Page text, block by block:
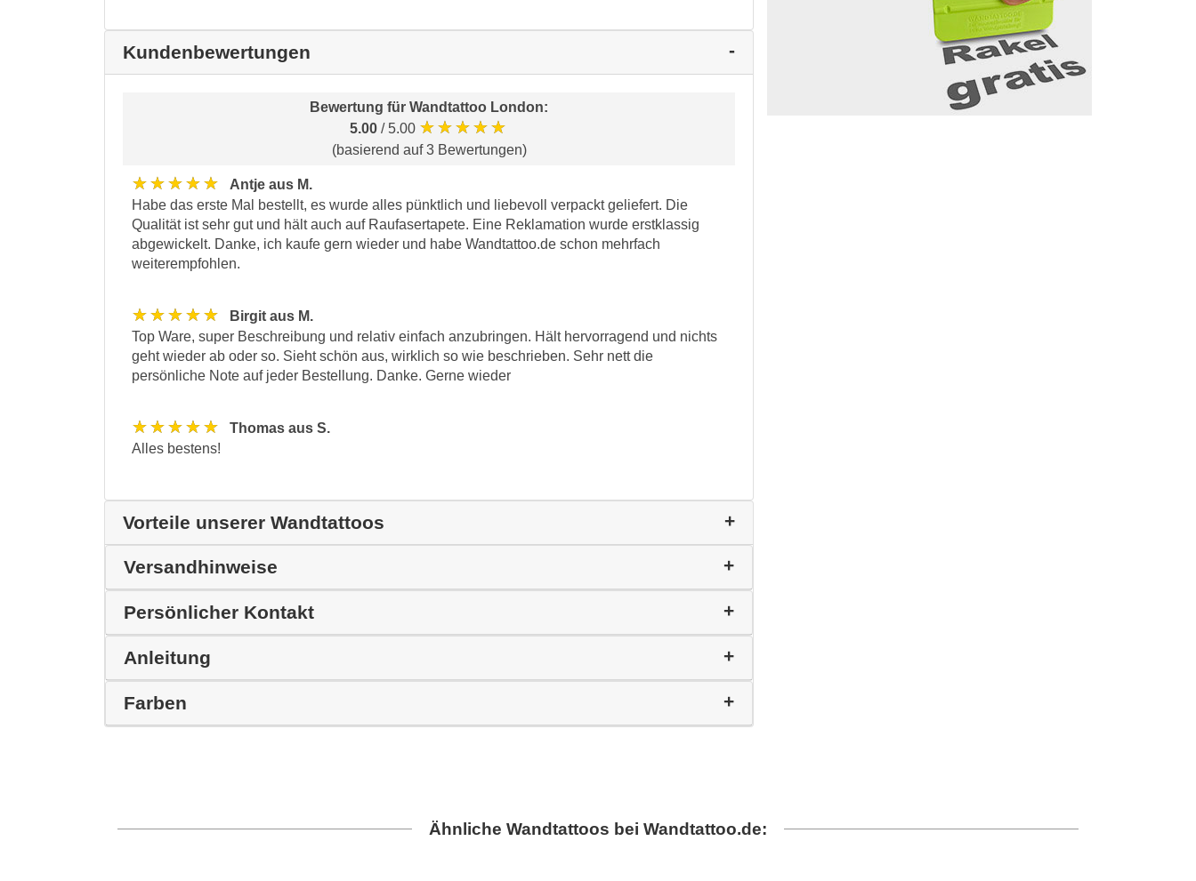
Kundenbewertungen
Bewertung für Wandtattoo London:
5.00 / 5.00 ★★★★★
(basierend auf 3 Bewertungen)
★★★★★
Antje aus M.
Habe das erste Mal bestellt, es wurde alles pünktlich und liebevoll verpackt geliefert. Die
Qualität ist sehr gut und hält auch auf Raufasertapete. Eine Reklamation wurde erstklassig
abgewickelt. Danke, ich kaufe gern wieder und habe Wandtattoo.de schon mehrfach
weiterempfohlen.
★★★★★
Birgit aus M.
Top Ware, super Beschreibung und relativ einfach anzubringen. Hält hervorragend und nichts
geht wieder ab oder so. Sieht schön aus, wirklich so wie beschrieben. Sehr nett die
persönliche Note auf jeder Bestellung. Danke. Gerne wieder
★★★★★
Thomas aus S.
Alles bestens!
Vorteile unserer Wandtattoos
Versandhinweise
Persönlicher Kontakt
Anleitung
Farben
Ähnliche Wandtattoos bei Wandtattoo.de: